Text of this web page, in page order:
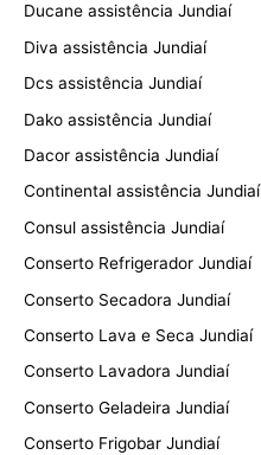
Ducane assistência Jundiaí
Diva assistência Jundiaí
Dcs assistência Jundiaí
Dako assistência Jundiaí
Dacor assistência Jundiaí
Continental assistência Jundiaí
Consul assistência Jundiaí
Conserto Refrigerador Jundiaí
Conserto Secadora Jundiaí
Conserto Lava e Seca Jundiaí
Conserto Lavadora Jundiaí
Conserto Geladeira Jundiaí
Conserto Frigobar Jundiaí